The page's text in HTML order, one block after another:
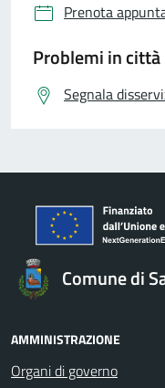
Prenota
Problemi in città
Segnala
Comune di
AMMINISTRAZIONE
Organi di governo